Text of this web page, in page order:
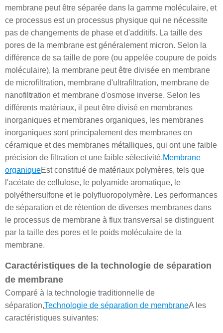
membrane peut être séparée dans la gamme moléculaire, et
ce processus est un processus physique qui ne nécessite
pas de changements de phase et d'additifs. La taille des
pores de la membrane est généralement micron. Selon la
différence de sa taille de pore (ou appelée coupure de poids
moléculaire), la membrane peut être divisée en membrane
de microfiltration, membrane d'ultrafiltration, membrane de
nanofiltration et membrane d'osmose inverse. Selon les
différents matériaux, il peut être divisé en membranes
inorganiques et membranes organiques, les membranes
inorganiques sont principalement des membranes en
céramique et des membranes métalliques, qui ont une faible
précision de filtration et une faible sélectivité.Membrane
organiqueEst constitué de matériaux polymères, tels que
l'acétate de cellulose, le polyamide aromatique, le
polyéthersulfone et le polyfluoropolymère. Les performances
de séparation et de rétention de diverses membranes dans
le processus de membrane à flux transversal se distinguent
par la taille des pores et le poids moléculaire de la
membrane.
Caractéristiques de la technologie de séparation
de membrane
Comparé à la technologie traditionnelle de
séparation,Technologie de séparation de membraneA les
caractéristiques suivantes: